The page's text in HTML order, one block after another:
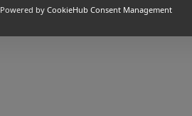
Powered by CookieHub Consent Management